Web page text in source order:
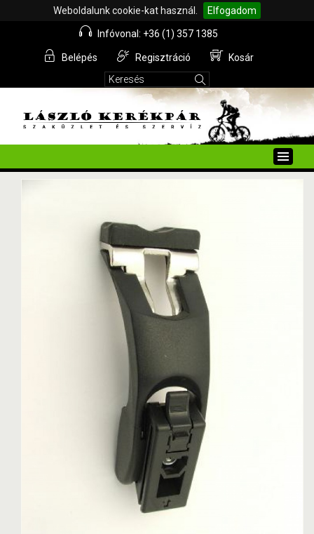
Weboldalunk cookie-kat használ. Elfogadom
Infóvonal: +36 (1) 357 1385
Belépés Regisztráció Kosár
Toggle